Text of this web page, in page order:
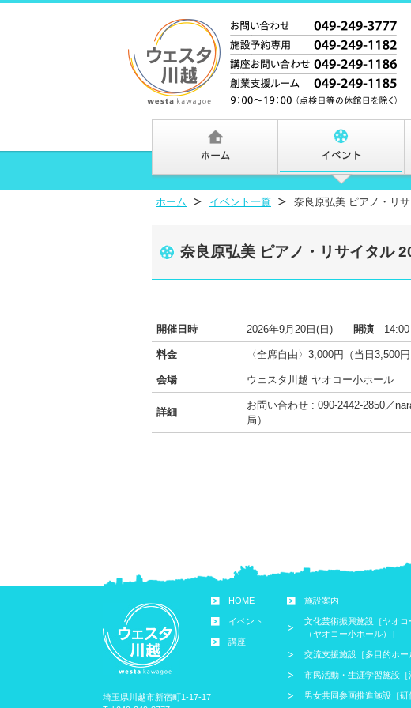
ホーム イベント一覧 奈良原弘美 ピアノ・リ
奈良原弘美 ピアノ・リサイタル
開催日時 2026年9月20日(日) 開演 14:00
料金 〈全席自由〉3,000円（当日3,500
会場 ウェスタ川越 ヤオコー小ホール
詳細
お問い合わせ : 090-2442-2850／
局）
埼玉県川越市新宿町1-17-17
HOME
イベント
講座
施設案内
文化芸術振興施設［ヤオ
（ヤオコー小ホール）］
交流支援施設［多目的ホー
市民活動・生涯学習施設［
男女共同参画推進施設［研